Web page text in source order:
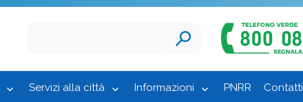
Servizi alla città Informazioni PNRR Contatti